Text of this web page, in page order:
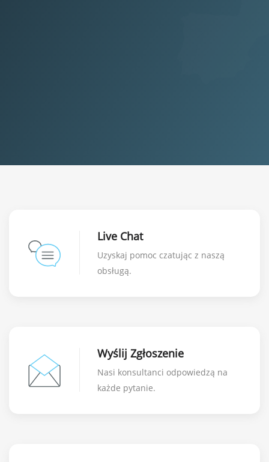
Live Chat
Uzyskaj pomoc czatując z naszą
obsługą.
Wyślij Zgłoszenie
Nasi konsultanci odpowiedzą na
każde pytanie.